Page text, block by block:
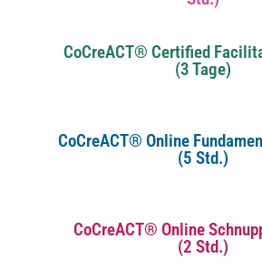
CoCreACT® Certified
(3 Tage)
CoCreACT® Online
(5 Std.)
CoCreACT® Online
(2 Std.)